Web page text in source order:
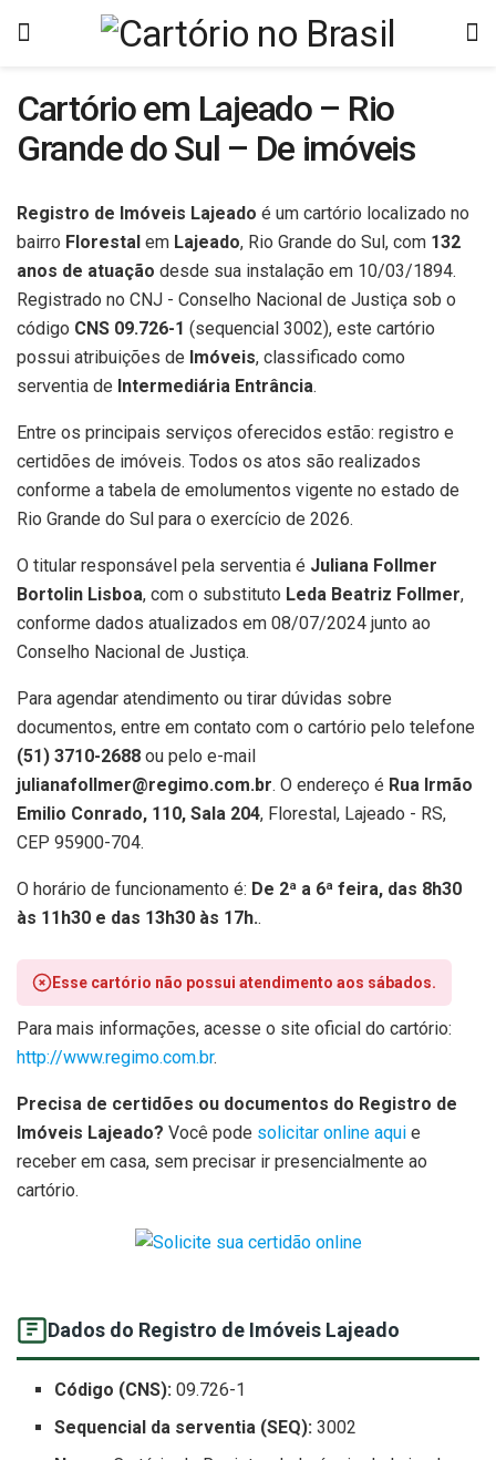
Cartório em Lajeado – Rio
Grande do Sul – De imóveis
Registro de Imóveis Lajeado é um cartório localizado no
bairro Florestal em Lajeado, Rio Grande do Sul, com 132
anos de atuação desde sua instalação em 10/03/1894.
Registrado no CNJ - Conselho Nacional de Justiça sob o
código CNS 09.726-1 (sequencial 3002), este cartório
possui atribuições de Imóveis, classificado como
serventia de Intermediária Entrância.
Entre os principais serviços oferecidos estão: registro e
certidões de imóveis. Todos os atos são realizados
conforme a tabela de emolumentos vigente no estado de
Rio Grande do Sul para o exercício de 2026.
O titular responsável pela serventia é Juliana Follmer
Bortolin Lisboa, com o substituto Leda Beatriz Follmer,
conforme dados atualizados em 08/07/2024 junto ao
Conselho Nacional de Justiça.
Para agendar atendimento ou tirar dúvidas sobre
documentos, entre em contato com o cartório pelo telefone
(51) 3710-2688 ou pelo e-mail
julianafollmer@regimo.com.br. O endereço é Rua Irmão
Emilio Conrado, 110, Sala 204, Florestal, Lajeado - RS,
CEP 95900-704.
O horário de funcionamento é: De 2ª a 6ª feira, das 8h30
às 11h30 e das 13h30 às 17h..
Esse cartório não possui atendimento aos sábados.
Para mais informações, acesse o site oficial do cartório:
http://www.regimo.com.br.
Precisa de certidões ou documentos do Registro de
Imóveis Lajeado? Você pode solicitar online aqui e
receber em casa, sem precisar ir presencialmente ao
cartório.
Dados do Registro de Imóveis Lajeado
Código (CNS): 09.726-1
Sequencial da serventia (SEQ): 3002